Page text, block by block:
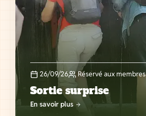
26/09/26 Réservé aux membres
Sortie surprise
En savoir plus